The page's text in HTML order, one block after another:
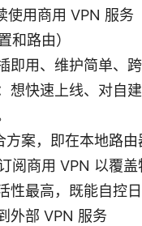
使用商用 VPN 服务
和路由）
即用、维护简单、跨
想快速上线、对自
方案，即在本地路
阅商用 VPN 以覆盖
性最高，既能自控
外部 VPN 服务